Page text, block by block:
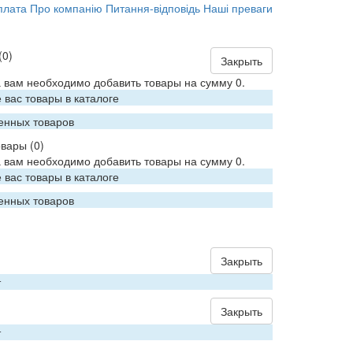
Про компанію Питання-відповідь Наші преваги
Закрыть
необходимо добавить товары на сумму 0.
товары в каталоге
товаров
(0)
необходимо добавить товары на сумму 0.
товары в каталоге
товаров
Закрыть
Закрыть